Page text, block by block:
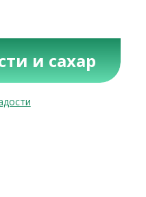
и сахар